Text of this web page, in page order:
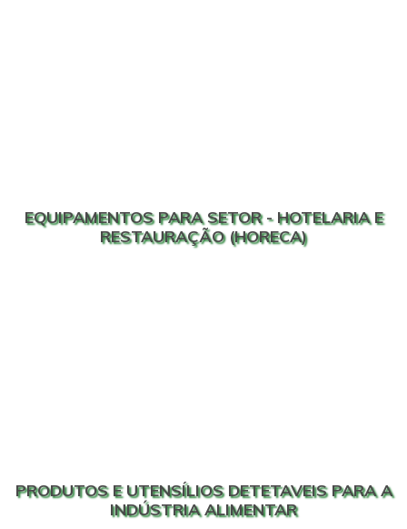
EQUIPAMENTOS PARA SETOR - HOTELARIA E
RESTAURAÇÃO (HORECA)
PRODUTOS E UTENSÍLIOS DETETAVEIS PARA A
INDÚSTRIA ALIMENTAR